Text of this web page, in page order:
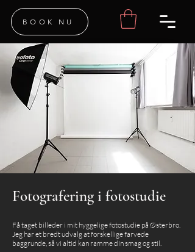
BOOK NU
Fotografering i fotostudie
Få taget billeder i mit hyggelige fotostudie på Østerbro.
Jeg har et bredt udvalg at forskellige farvede
baggrunde, så vi altid kan ramme din smag og stil.